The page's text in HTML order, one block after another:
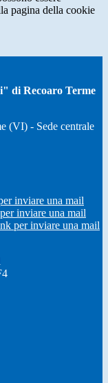
pagina della cookie
di Recoaro Terme
(VI) - Sede centrale
inviare una mail
inviare una mail
per inviare una mail